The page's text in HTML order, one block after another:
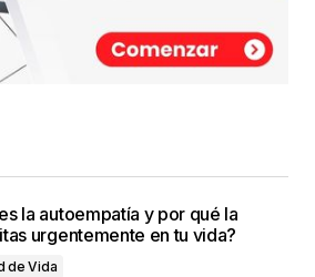
la autoempatía y por qué la
urgentemente en tu vida?
de Vida